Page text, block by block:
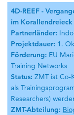
4D-REEF -
im Korallendreieck
Partnerländer:
Projektdauer: 1.
Förderung: EU
Training Networks
Status: ZMT ist Co-
als
Researchers)
ZMT-Abteilung: